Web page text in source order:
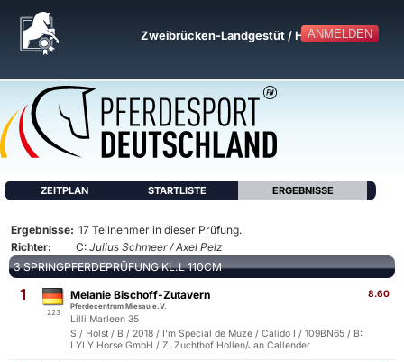
ANMELDEN
Zweibrücken-Landgestüt / Halle
ZEITPLAN STARTLISTE ERGEBNISSE
Ergebnisse: 17 Teilnehmer in dieser Prüfung.
Richter:
C: Julius Schmeer / Axel Pelz
3 SPRINGPFERDEPRÜFUNG KL.L 110CM
1
223
8.60
Melanie Bischoff-Zutavern
Pferdecentrum Miesau e.V.
Lilli Marleen 35
S / Holst / B / 2018 / I'm Special de Muze / Calido I / 109BN65 / B:
LYLY Horse GmbH / Z: Zuchthof Hollen/Jan Callender